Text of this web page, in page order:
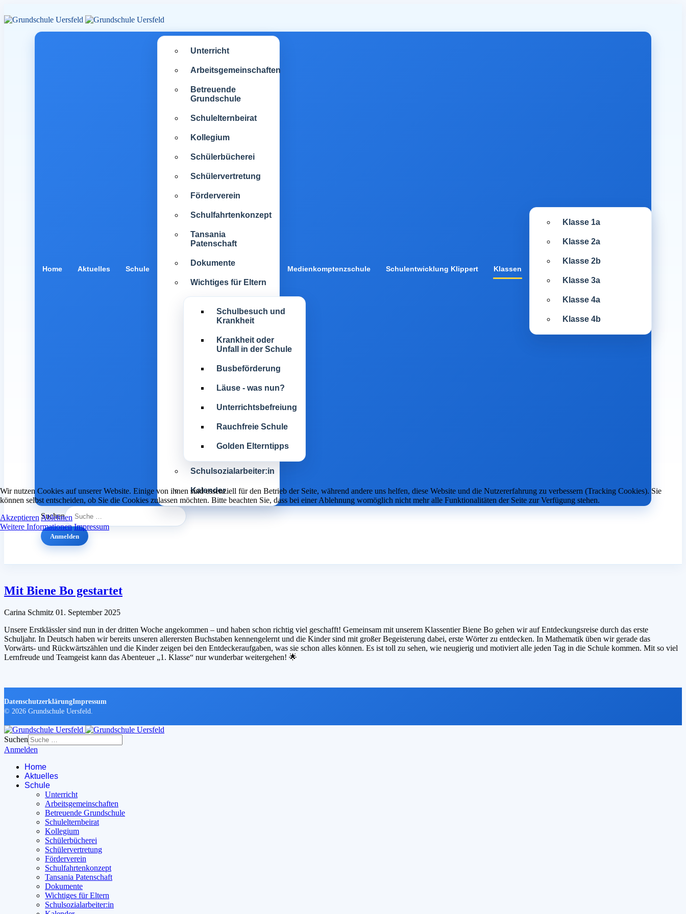
Home Aktuelles Schule
Unterricht
Arbeitsgemeinschaften
Betreuende
Grundschule
Schulelternbeirat
Kollegium
Schülerbücherei
Schülervertretung
Förderverein
Schulfahrtenkonzept
Tansania
Patenschaft
Dokumente
Wichtiges für Eltern
Schulbesuch und
Krankheit
Krankheit oder
Unfall in der Schule
Busbeförderung
Läuse - was nun?
Unterrichtsbefreiung
Rauchfreie Schule
Golden Elterntipps
Schulsozialarbeiter:in
Kalender
Medienkomptenzschule Schulentwicklung Klippert Klassen
Klasse 1a
Klasse 2a
Klasse 2b
Klasse 3a
Klasse 4a
Klasse 4b
Suchen
Anmelden
Mit Biene Bo gestartet
Carina Schmitz 01. September 2025
Unsere Erstklässler sind nun in der dritten Woche angekommen – und haben schon richtig viel geschafft! Gemeinsam mit unserem Klassentier Biene Bo gehen wir auf Entdeckungsreise durch das erste
Schuljahr. In Deutsch haben wir bereits unseren allerersten Buchstaben kennengelernt und die Kinder sind mit großer Begeisterung dabei, erste Wörter zu entdecken. In Mathematik üben wir gerade das
Vorwärts- und Rückwärtszählen und die Kinder zeigen bei den Entdeckeraufgaben, was sie schon alles können. Es ist toll zu sehen, wie neugierig und motiviert alle jeden Tag in die Schule kommen. Mit so viel
Lernfreude und Teamgeist kann das Abenteuer „1. Klasse“ nur wunderbar weitergehen! 🌟
DatenschutzerklärungImpressum
© 2026 Grundschule Uersfeld.
Suchen
Anmelden
Home
Aktuelles
Schule
Unterricht
Arbeitsgemeinschaften
Betreuende Grundschule
Schulelternbeirat
Kollegium
Schülerbücherei
Schülervertretung
Förderverein
Schulfahrtenkonzept
Tansania Patenschaft
Dokumente
Wichtiges für Eltern
Schulsozialarbeiter:in
Wir nutzen Cookies auf unserer Website. Einige von ihnen sind essenziell für den Betrieb der Seite, während andere uns helfen, diese Website und die Nutzererfahrung zu verbessern (Tracking Cookies). Sie
können selbst entscheiden, ob Sie die Cookies zulassen möchten. Bitte beachten Sie, dass bei einer Ablehnung womöglich nicht mehr alle Funktionalitäten der Seite zur Verfügung stehen.
Akzeptieren Ablehnen
Weitere Informationen Impressum